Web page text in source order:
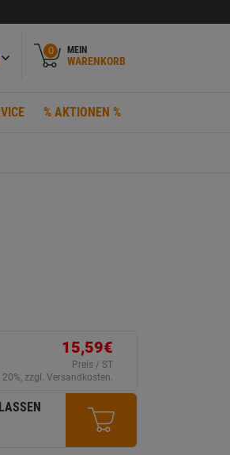
0 MEIN
WARENKORB
% AKTIONEN %
15,59€
Preis / ST
zzgl. Versandkosten.